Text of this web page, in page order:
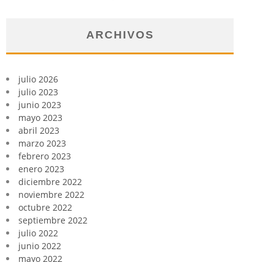
ARCHIVOS
julio 2026
julio 2023
junio 2023
mayo 2023
abril 2023
marzo 2023
febrero 2023
enero 2023
diciembre 2022
noviembre 2022
octubre 2022
septiembre 2022
julio 2022
junio 2022
mayo 2022